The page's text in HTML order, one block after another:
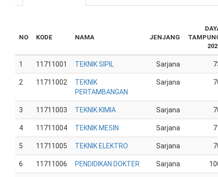
NO KODE NAMA JENJANG
1 11711001 TEKNIK SIPIL Sarjana
2 11711002
TEKNIK
PERTAMBANGAN
Sarjana
3 11711003 TEKNIK KIMIA Sarjana
4 11711004 TEKNIK MESIN Sarjana
5 11711005 TEKNIK ELEKTRO Sarjana
6 11711006 PENDIDIKAN DOKTER Sarjana